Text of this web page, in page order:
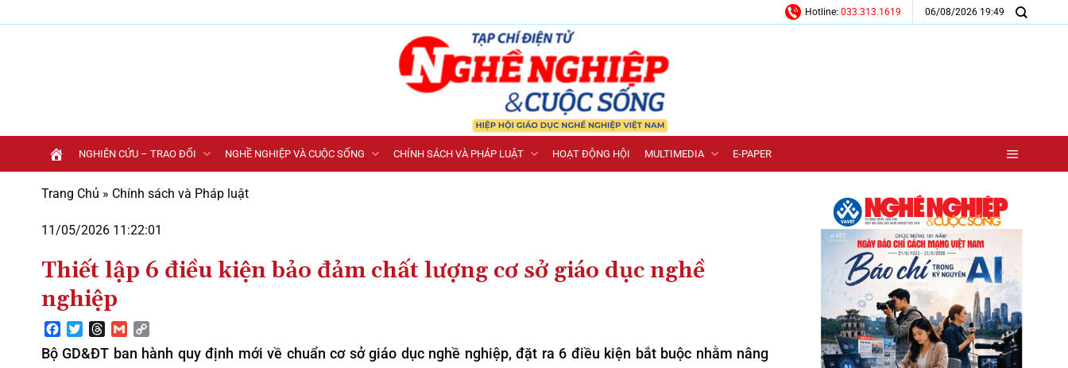
qua
Hotline: 033.313.1619 06/08/2026 19:49
NGHIÊN CỨU – TRAO ĐỔI NGHỀ NGHIỆP VÀ CUỘC SỐNG CHÍNH SÁCH VÀ PHÁP LUẬT HOẠT ĐỘNG HỘI MULTIMEDIA E-PAPER
Trang Chủ » Chính sách và Pháp luật
11/05/2026 11:22:01
Thiết lập 6 điều kiện bảo đảm chất lượng cơ sở giáo dục nghề
nghiệp
Facebook
TwitterThreads
Gmail
Link
Bộ GD&ĐT ban hành quy định mới về chuẩn cơ sở giáo dục nghề nghiệp, đặt ra 6 điều kiện bắt buộc nhằm nâng